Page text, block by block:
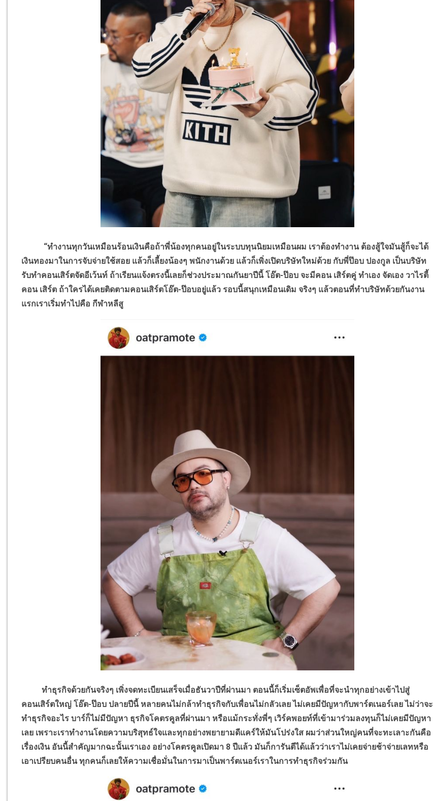
“ทำงานทุกวันเหมือนร้อนเงินคือถ้าพี่น้องทุกคนอยู่ในระบบทุนนิยมเหมือนผม เราต้องทำงาน ต้องสู้ใจมันสู้ก็จะได้
เงินทองมาในการจับจ่ายใช้สอย แล้วก็เลี้ยงน้องๆ พนักงานด้วย แล้วก็เพิ่งเปิดบริษัทใหม่ด้วย กับพี่ป๊อบ ปองกูล เป็นบริษัท
รับทำคอนเสิร์ตจัดอีเว้นท์ ถ้าเรียนแจ้งตรงนี้เลยก็ช่วงประมาณกันยาปีนี้ โอ๊ต-ป๊อบ จะมีคอน เสิร์ตคู่ ทำเอง จัดเอง วาไรตี้
คอน เสิร์ต ถ้าใครได้เคยติดตามคอนเสิร์ตโอ๊ต-ป๊อบอยู่แล้ว รอบนี้สนุกเหมือนเดิม จริงๆ แล้วตอนที่ทำบริษัทด้วยกันงาน
แรกเราเริ่มทำไปคือ กีฬาหลีสู
ทำธุรกิจด้วยกันจริงๆ เพิ่งจดทะเบียนเสร็จเมื่อธันวาปีที่ผ่านมา ตอนนี้ก็เริ่มเซ็ตอัพเพื่อที่จะนำทุกอย่างเข้าไปสู่
คอนเสิร์ตใหญ่ โอ๊ต-ป๊อบ ปลายปีนี้ หลายคนไม่กล้าทำธุรกิจกับเพื่อนไม่กลัวเลย ไม่เคยมีปัญหากับพาร์ตเนอร์เลย ไม่ว่าจะ
ทำธุรกิจอะไร บาร์ก็ไม่มีปัญหา ธุรกิจโคตรคูลที่ผ่านมา หรือแม้กระทั่งพี่ๆ เวิร์คพอยท์ที่เข้ามาร่วมลงทุนก็ไม่เคยมีปัญหา
เลย เพราะเราทำงานโดยความบริสุทธ์ใจและทุกอย่างพยายามดีแคร์ให้มันโปร่งใส ผมว่าส่วนใหญ่คนที่จะทะเลาะกันคือ
เรื่องเงิน อันนี้สำคัญมากฉะนั้นเราเอง อย่างโคตรคูลเปิดมา 8 ปีแล้ว มันก็การันตีได้แล้วว่าเราไม่เคยจ่ายช้าจ่ายเลทหรือ
เอาเปรียบคนอื่น ทุกคนก็เลยให้ความเชื่อมั่นในการมาเป็นพาร์ตเนอร์เราในการทำธุรกิจร่วมกัน